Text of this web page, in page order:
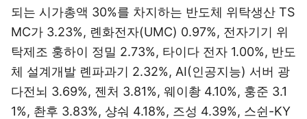
되는 시가총액 30%를 차지하는 반도체 위탁생산 TS
MC가 3.23%, 롄화전자(UMC) 0.97%, 전자기기 위
탁제조 훙하이 정밀 2.73%, 타이다 전자 1.00%, 반도
체 설계개발 롄파과기 2.32%, AI(인공지능) 서버 광
다전뇌 3.69%, 젠처 3.81%, 웨이촹 4.10%, 훙준 3.1
1%, 촨후 3.83%, 샹숴 4.18%, 즈성 4.39%, 스쉰-KY